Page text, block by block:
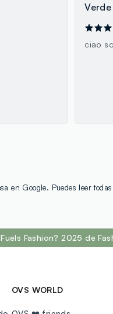
Verde
ciao
en Google. Puedes leer
Fashion? 2025 de
OVS WORLD